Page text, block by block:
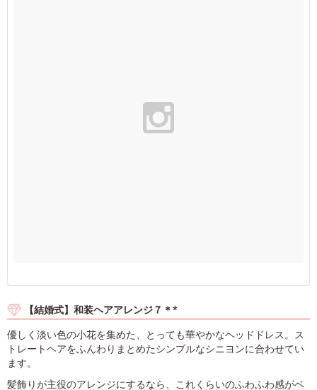
【結婚式】和装ヘアアレンジ７＊*
優しく淡い色の小花を集めた、とっても華やかなヘッドドレス。ス
トレートヘアをふんわりまとめたシンプルなシニヨンに合わせてい
ます。
髪飾りが主役のアレンジにするなら、これくらいのふわふわ感がベ